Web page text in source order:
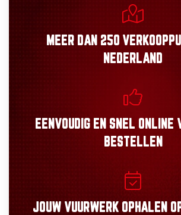
MEER DAN 250
NEDERLAND
EENVOUDIGEN SNEL ONLINE
BESTELLEN
JOUW VUURWERK OPHALEN